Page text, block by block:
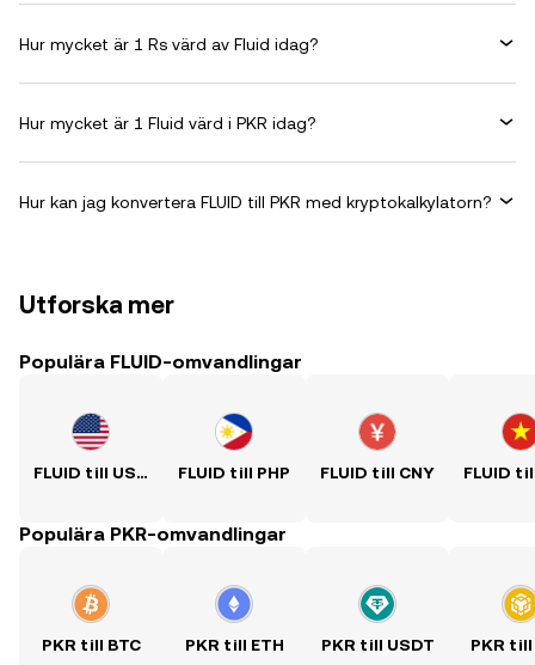
Hur mycket är 1 Rs värd av Fluid idag?
Hur mycket är 1 Fluid värd i PKR idag?
Hur kan jag konvertera FLUID till PKR med kryptokalkylatorn?
Utforska mer
Populära FLUID-omvandlingar
FLUID till USD FLUID till PHP FLUID till CNY FLUID
Populära PKR-omvandlingar
PKR till BTC PKR till ETH PKR till USDT PKR till